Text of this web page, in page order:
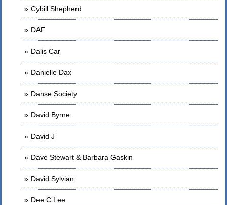
Cybill Shepherd
DAF
Dalis Car
Danielle Dax
Danse Society
David Byrne
David J
Dave Stewart & Barbara Gaskin
David Sylvian
Dee.C.Lee